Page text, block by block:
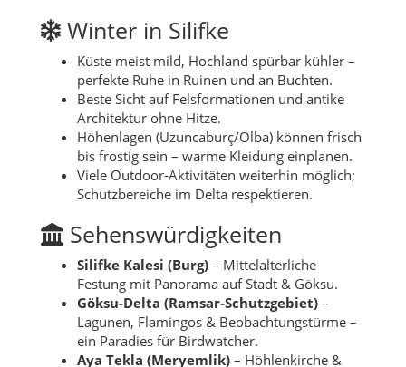
Winter in Silifke
Küste meist mild, Hochland spürbar kühler –
perfekte Ruhe in Ruinen und an Buchten.
Beste Sicht auf Felsformationen und antike
Architektur ohne Hitze.
Höhenlagen (Uzuncaburç/Olba) können frisch
bis frostig sein – warme Kleidung einplanen.
Viele Outdoor-Aktivitäten weiterhin möglich;
Schutzbereiche im Delta respektieren.
Sehenswürdigkeiten
Silifke Kalesi (Burg) – Mittelalterliche
Festung mit Panorama auf Stadt & Göksu.
Göksu-Delta (Ramsar-Schutzgebiet) –
Lagunen, Flamingos & Beobachtungstürme –
ein Paradies für Birdwatcher.
Aya Tekla (Meryemlik) – Höhlenkirche &